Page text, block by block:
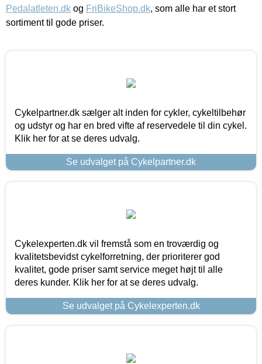
Pedalatleten.dk og FriBikeShop.dk, som alle har et stort
sortiment til gode priser.
Cykelpartner.dk sælger alt inden for cykler, cykeltilbehør
og udstyr og har en bred vifte af reservedele til din cykel.
Klik her for at se deres udvalg.
Se udvalget på Cykelpartner.dk
Cykelexperten.dk vil fremstå som en troværdig og
kvalitetsbevidst cykelforretning, der prioriterer god
kvalitet, gode priser samt service meget højt til alle
deres kunder. Klik her for at se deres udvalg.
Se udvalget på Cykelexperten.dk